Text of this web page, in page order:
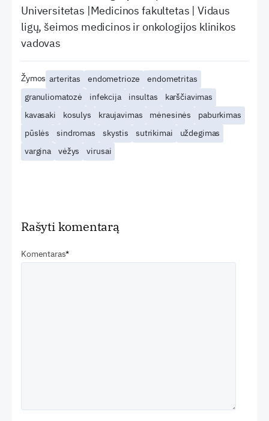
Universitetas |Medicinos fakultetas | Vidaus
ligų, šeimos medicinos ir onkologijos klinikos
vadovas
Žymos arteritas endometrioze
endometritas
granuliomatozė
infekcija insultas
karščiavimas
kavasaki
kosulys kraujavimas mėnesinės
paburkimas
pūslės
sindromas skystis sutrikimai
uždegimas
vargina
vėžys virusai
Rašyti komentarą
Komentaras